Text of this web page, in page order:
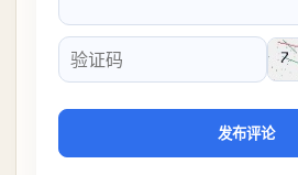
验证码
发布评论